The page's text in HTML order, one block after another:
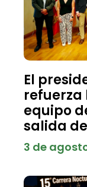
El
equipo
salida
3 de